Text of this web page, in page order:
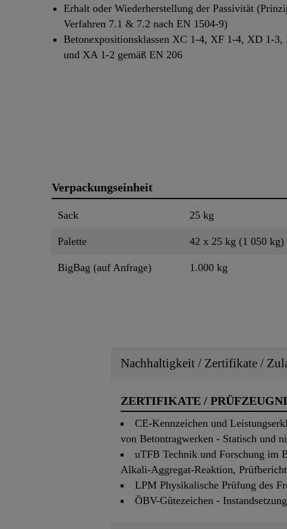
Erhalt oder Wiederherstellung der Passivität
Verfahren 7.1 & 7.2 nach EN 1504-9)
Betonexpositionsklassen XC 1-4, XF 1-4, XD 1-3,
und XA 1-2 gemäß EN 206
Verpackungseinheit
Sack 25 kg
Palette 42 x 25 kg (1 050 kg)
BigBag (auf Anfrage) 1.000 kg
Nachhaltigkeit / Zertifikate /
ZERTIFIKATE /
CE-Kennzeichen und
von Betontragwerken - Statisch und
uTFB Technik und Forschung im
Alkali-Aggregat-Reaktion,
LPM Physikalische Prüfung des
ÖBV-Gütezeichen -